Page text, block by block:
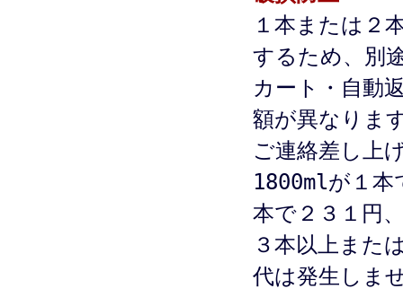
１本または２
するため、別
カート・自動
額が異なりま
ご連絡差し上
1800mlが１本
本で２３１円
３本以上また
代は発生しま